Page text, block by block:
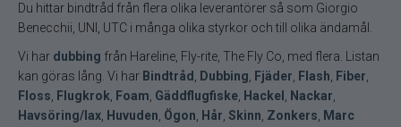
Du hittar bindtråd från flera olika leverantörer så som Giorgio
Benecchii, UNI, UTC i många olika styrkor och till olika ändamål.
Vi har dubbing från Hareline, Fly-rite, The Fly Co, med flera. Listan
kan göras lång. Vi har Bindtråd , Dubbing, Fjäder, Flash, Fiber,
Floss, Flugkrok, Foam, Gäddflugfiske, Hackel , Nackar,
Havsöring/lax, Huvuden, Ögon, Hår, Skinn, Zonkers, Marc